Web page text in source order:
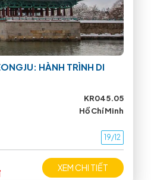
HÀNH TRÌNH DI
KR045.05
Hồ Chí Minh
19/12
XEM CHI TIẾT